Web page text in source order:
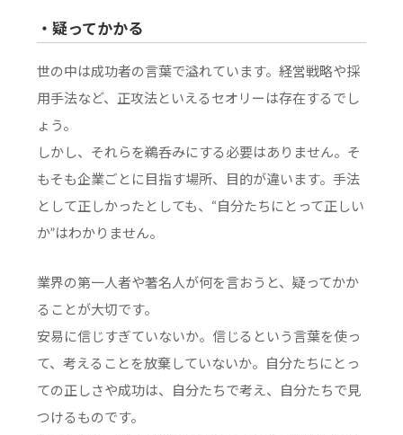
・疑ってかかる
世の中は成功者の言葉で溢れています。経営戦略や採
用手法など、正攻法といえるセオリーは存在するでし
ょう。
しかし、それらを鵜呑みにする必要はありません。そ
もそも企業ごとに目指す場所、目的が違います。手法
として正しかったとしても、“自分たちにとって正しい
か”はわかりません。
業界の第一人者や著名人が何を言おうと、疑ってかか
ることが大切です。
安易に信じすぎていないか。信じるという言葉を使っ
て、考えることを放棄していないか。自分たちにとっ
ての正しさや成功は、自分たちで考え、自分たちで見
つけるものです。